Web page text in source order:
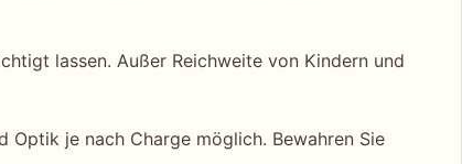
lassen. Außer Reichweite von Kindern und
je nach Charge möglich. Bewahren Sie